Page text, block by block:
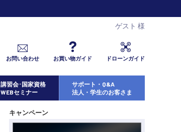
ゲスト 様
お問い合わせ お買い物ガイド ドローンガイド
講習会･国家資格
WEBセミナー
サポート・Q&A
法人・学生のお客さま
キャンペーン